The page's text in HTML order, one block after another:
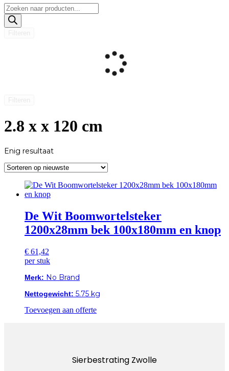
Producten
zoeken
2.8 x x 120 cm
Enig resultaat
De Wit Boomwortelsteker
1200x28mm bek 100x180mm en knop
€ 61,42
per stuk
Merk: No Brand
Nettogewicht: 5.75 kg
Toevoegen aan offerte
Sierbestrating Zwolle